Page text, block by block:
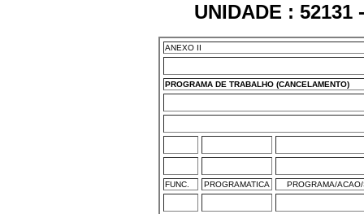
UNIDADE : 52131
ANEXO II
PROGRAMA DE TRABALHO (CANCELAMENTO)
FUNC. PROGRAMATICA PROGRAMA/